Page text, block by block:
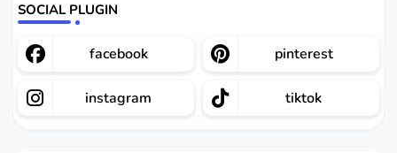
SOCIAL PLUGIN
facebook pinterest
instagram tiktok